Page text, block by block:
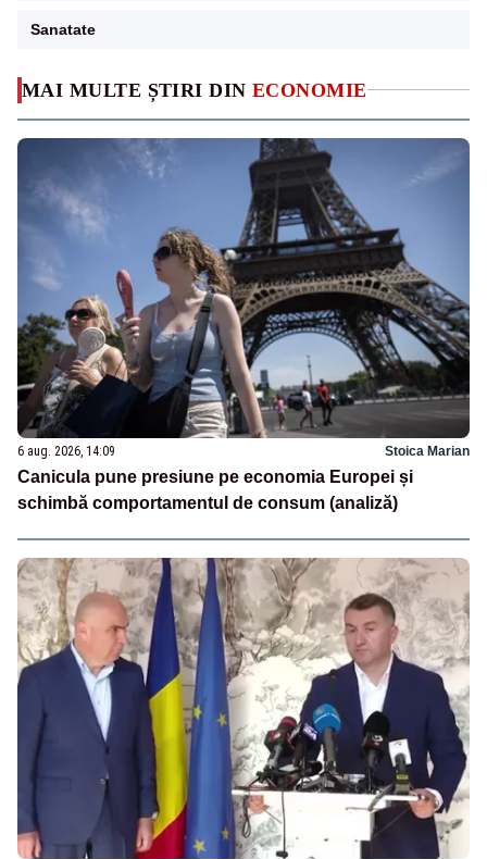
MAI MULTE ȘTIRI DIN ECONOMIE
6 aug. 2026, 14:09 Stoica Marian
Canicula pune presiune pe economia Europei și
schimbă comportamentul de consum (analiză)
Sanatate